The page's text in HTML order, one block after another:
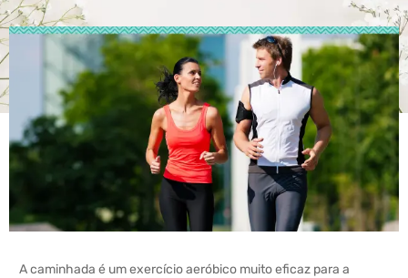
A caminhada é um exercício aeróbico muito eficaz para a